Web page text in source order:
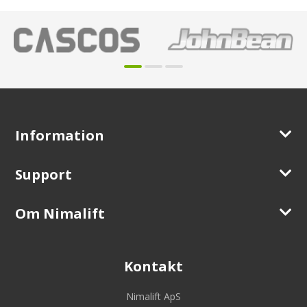
Information
Support
Om Nimalift
Kontakt
Nimalift ApS